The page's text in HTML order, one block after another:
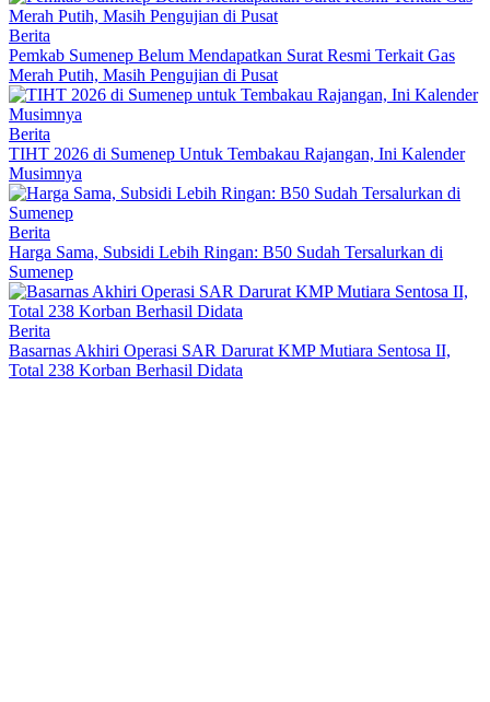
Berita
Pemkab Sumenep Belum Mendapatkan Surat Resmi Terkait Gas
Merah Putih, Masih Pengujian di Pusat
Berita
TIHT 2026 di Sumenep Untuk Tembakau Rajangan, Ini Kalender
Musimnya
Berita
Harga Sama, Subsidi Lebih Ringan: B50 Sudah Tersalurkan di
Sumenep
Berita
Basarnas Akhiri Operasi SAR Darurat KMP Mutiara Sentosa II,
Total 238 Korban Berhasil Didata